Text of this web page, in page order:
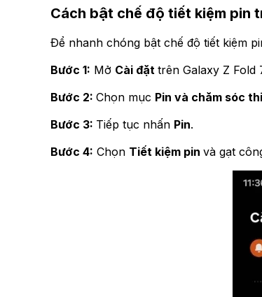
Cách bật chế độ tiết kiệm pin
Để nhanh chóng bật chế độ tiết kiệm
Bước 1: Mở Cài đặt trên Galaxy Z Fold
Bước 2: Chọn mục Pin và chăm sóc
Bước 3: Tiếp tục nhấn Pin.
Bước 4: Chọn Tiết kiệm pin và gạt